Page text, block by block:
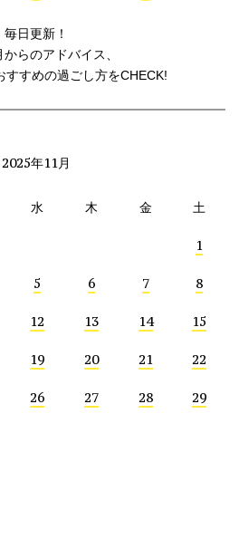
毎日更新！
らのアドバイス、
すすめの過ごし方をCHECK!
2025年11月
水 木 金 土
1
5 6 7 8
12 13 14 15
19 20 21 22
26 27 28 29